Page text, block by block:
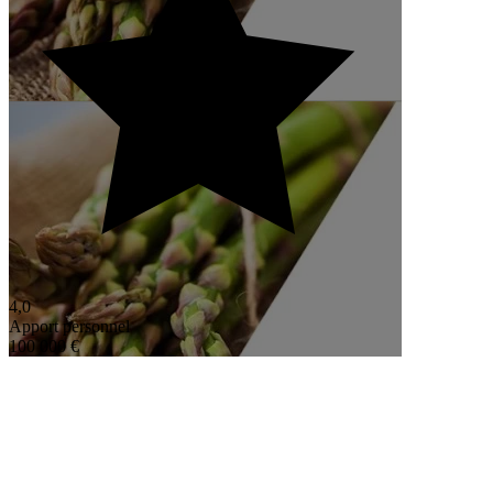
4,0
Apport personnel
100 000 €